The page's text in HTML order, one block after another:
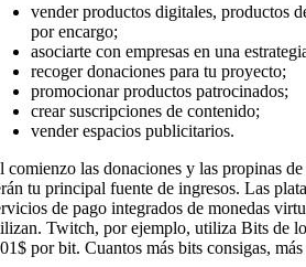
vender productos digitales, productos
por encargo;
asociarte con empresas en una
recoger donaciones para tu proyecto;
promocionar productos patrocinados;
crear suscripciones de contenido;
vender espacios publicitarios.
comienzo las donaciones y las propinas
tu principal fuente de ingresos. Las
de pago integrados de monedas
Twitch, por ejemplo, utiliza Bits de
por bit. Cuantos más bits consigas,